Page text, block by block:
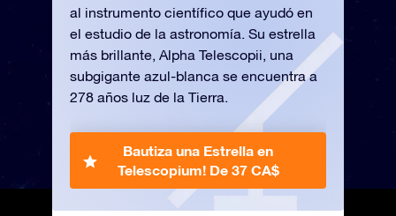
al instrumento científico que ayudó en
el estudio de la astronomía. Su estrella
más brillante, Alpha Telescopii, una
subgigante azul-blanca se encuentra a
278 años luz de la Tierra.
Bautiza una Estrella en
Telescopium! De 37 CA$